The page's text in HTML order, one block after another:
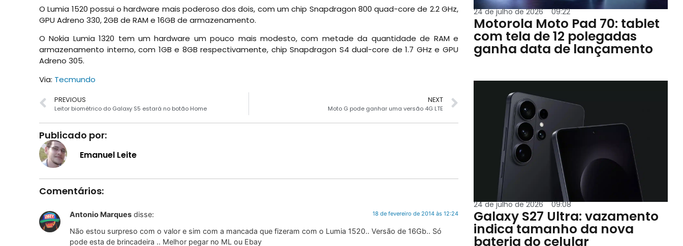
O Lumia 1520 possui o hardware mais poderoso dos dois, com um chip Snapdragon 800 quad-core de 2.2 GHz,
GPU Adreno 330, 2GB de RAM e 16GB de armazenamento.
O Nokia Lumia 1320 tem um hardware um pouco mais modesto, com metade da quantidade de RAM e
armazenamento interno, com 1GB e 8GB respectivamente, chip Snapdragon S4 dual-core de 1.7 GHz e GPU
Adreno 305.
Via: Tecmundo
PREVIOUS
Leitor biométrico do Galaxy S5 estará no botão Home
NEXT
Moto G pode ganhar uma versão 4G LTE
Publicado por:
Emanuel Leite
Comentários:
Antonio Marques disse: 18 de fevereiro de 2014 às 12:24
Não estou surpreso com o valor e sim com a mancada que fizeram com o Lumia 1520.. Versão de 16Gb.. Só
pode esta de brincadeira .. Melhor pegar no ML ou Ebay
24 de julho de 2026 09:22
Motorola Moto Pad 70: tablet
com tela de 12 polegadas
ganha data de lançamento
24 de julho de 2026 09:08
Galaxy S27 Ultra: vazamento
indica tamanho da nova
bateria do celular